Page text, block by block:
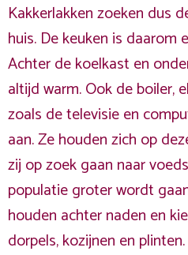
Kakkerlakken zoeken dus
huis. De keuken is daarom
Achter de koelkast en
altijd warm. Ook de boiler,
zoals de televisie en
aan. Ze houden zich op
zij op zoek gaan naar
populatie groter wordt
houden achter naden en
dorpels, kozijnen en plinten.